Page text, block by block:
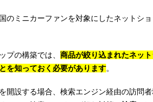
のミニカーファンを対象にしたネットシ
プの構築では、 商品が絞り込まれたネッ
を知っておく必要があります。
開設する場合、検索エンジン経由の訪問